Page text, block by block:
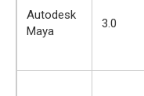
Autodesk
Maya
3.0